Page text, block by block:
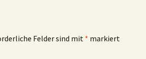
Felder sind mit * markiert